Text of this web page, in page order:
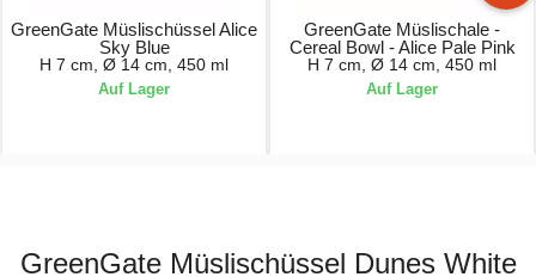
GreenGate Müslischüssel Alice
Sky Blue
H 7 cm, Ø 14 cm, 450 ml
Auf Lager
GreenGate Müslischale -
Cereal Bowl - Alice Pale Pink
H 7 cm, Ø 14 cm, 450 ml
Auf Lager
GreenGate Müslischüssel Dunes White